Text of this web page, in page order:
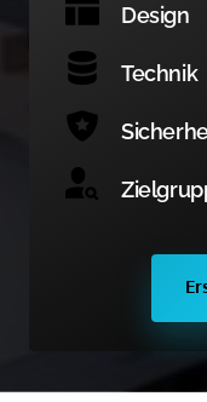
Design
Technik